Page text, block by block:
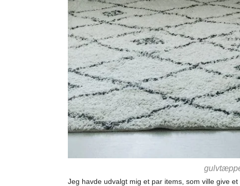
Jeg havde udvalgt mig et par items, som ville give